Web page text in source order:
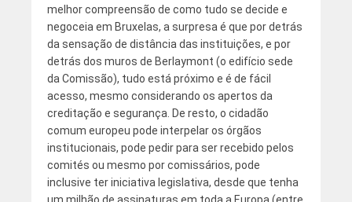
melhor compreensão de como tudo se decide e
negoceia em Bruxelas, a surpresa é que por detrás
da sensação de distância das instituições, e por
detrás dos muros de Berlaymont (o edifício sede
da Comissão), tudo está próximo e é de fácil
acesso, mesmo considerando os apertos da
creditação e segurança. De resto, o cidadão
comum europeu pode interpelar os órgãos
institucionais, pode pedir para ser recebido pelos
comités ou mesmo por comissários, pode
inclusive ter iniciativa legislativa, desde que tenha